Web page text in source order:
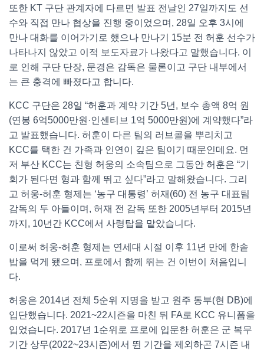
또한 KT 구단 관계자에 다르면 발표 전날인 27일까지도 선
수와 직접 만나 협상을 진행 중이었으며, 28일 오후 3시에
만나 대화를 이어가기로 했으나 만나기 15분 전 허훈 선수가
나타나지 않았고 이적 보도자료가 나왔다고 말했습니다. 이
로 인해 구단 단장, 문경은 감독은 물론이고 구단 내부에서
는 큰 충격에 빠졌다고 합니다.
KCC 구단은 28일 “허훈과 계약 기간 5년, 보수 총액 8억 원
(연봉 6억5000만원·인센티브 1억 5000만원)에 계약했다”라
고 발표했습니다. 허훈이 다른 팀의 러브콜을 뿌리치고
KCC를 택한 건 가족과 인연이 깊은 팀이기 때문인데요. 먼
저 부산 KCC는 친형 허웅의 소속팀으로 그동안 허훈은 “기
회가 된다면 형과 함께 뛰고 싶다”라고 말해왔습니다. 그리
고 허웅-허훈 형제는 ‘농구 대통령’ 허재(60) 전 농구 대표팀
감독의 두 아들이며, 허재 전 감독 또한 2005년부터 2015년
까지, 10년간 KCC에서 사령탑을 맡았습니다.
이로써 허웅-허훈 형제는 연세대 시절 이후 11년 만에 한솥
밥을 먹게 됐으며, 프로에서 함께 뛰는 건 이번이 처음입니
다.
허웅은 2014년 전체 5순위 지명을 받고 원주 동부(현 DB)에
입단했습니다. 2021~22시즌을 마친 뒤 FA로 KCC 유니폼을
입었습니다. 2017년 1순위로 프로에 입문한 허훈은 군 복무
기간 상무(2022~23시즌)에서 뛴 기간을 제외하곤 7시즌 내